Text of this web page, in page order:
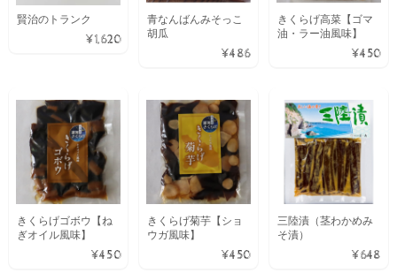
賢治のトランク
¥1,620
青なんばんみそっこ
胡瓜
¥486
きくらげ高菜【ゴマ
油・ラー油風味】
¥450
きくらげゴボウ【ね
ぎオイル風味】
¥450
きくらげ菊芋【ショ
ウガ風味】
¥450
三陸漬（茎わかめみ
そ漬）
¥648